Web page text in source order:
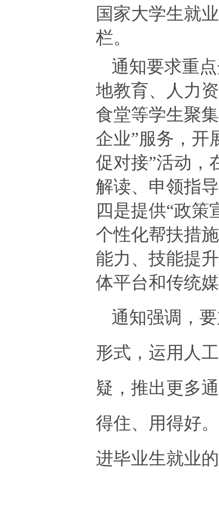
国家大学生就
栏。
通知要求重
地教育、人力
食堂等学生聚
企业”服务，开
促对接”活动，
解读、申领指
四是提供“政
个性化帮扶措
能力、技能提
体平台和传统
通知强调，
形式，运用人
疑，推出更多
得住、用得好
进毕业生就业